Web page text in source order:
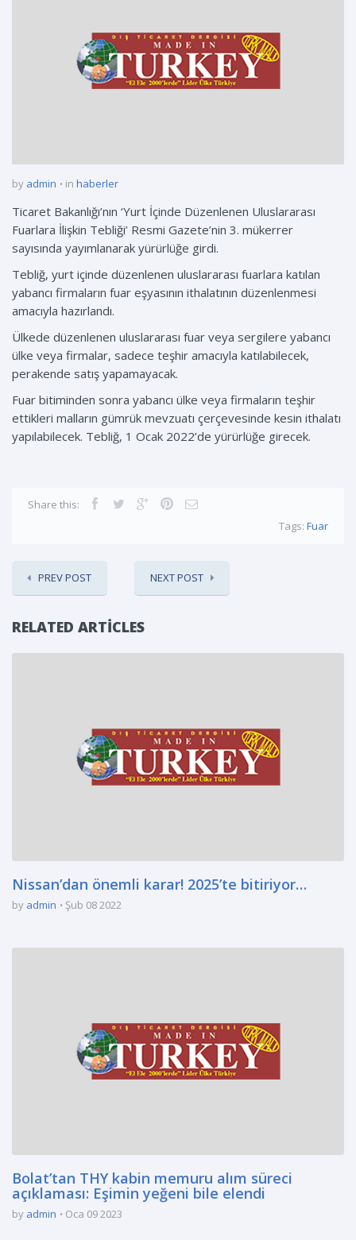
by admin in haberler
Ticaret Bakanlığı’nın ‘Yurt İçinde Düzenlenen Uluslararası
Fuarlara İlişkin Tebliği’ Resmi Gazete’nin 3. mükerrer
sayısında yayımlanarak yürürlüğe girdi.
Tebliğ, yurt içinde düzenlenen uluslararası fuarlara katılan
yabancı firmaların fuar eşyasının ithalatının düzenlenmesi
amacıyla hazırlandı.
Ülkede düzenlenen uluslararası fuar veya sergilere yabancı
ülke veya firmalar, sadece teşhir amacıyla katılabilecek,
perakende satış yapamayacak.
Fuar bitiminden sonra yabancı ülke veya firmaların teşhir
ettikleri malların gümrük mevzuatı çerçevesinde kesin ithalatı
yapılabilecek. Tebliğ, 1 Ocak 2022’de yürürlüğe girecek.
Share this:
Tags: Fuar
PREV POST NEXT POST
RELATED ARTICLES
Nissan’dan önemli karar! 2025’te bitiriyor…
by admin Şub 08 2022
Bolat’tan THY kabin memuru alım süreci
açıklaması: Eşimin yeğeni bile elendi
by admin Oca 09 2023